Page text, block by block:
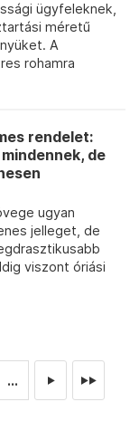
ügyfeleknek,
méretű
A
rohamra
rendelet:
de
ugyan
jelleget, de
viszont óriási
... ► ►►